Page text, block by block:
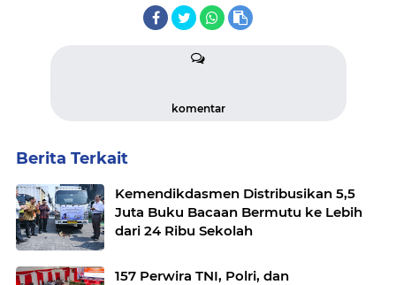
komentar
Berita Terkait
Kemendikdasmen Distribusikan 5,5
Juta Buku Bacaan Bermutu ke Lebih
dari 24 Ribu Sekolah
157 Perwira TNI, Polri, dan